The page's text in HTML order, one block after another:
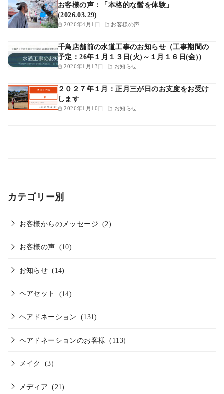
2026年4月1日 お客様の声
お客様の声：「本格的な髷を体験」
(2026.03.29)
2026年1月13日 お知らせ
千鳥店舗前の水道工事のお知らせ（工事期間の
予定：26年１月１３日(火)～１月１６日(金)）
2026年1月10日 お知らせ
２０２７年１月：正月三が日のお支度をお受け
します
カテゴリー別
お客様からのメッセージ (2)
お客様の声 (10)
お知らせ (14)
ヘアセット (14)
ヘアドネーション (131)
ヘアドネーションのお客様 (113)
メイク (3)
メディア (21)